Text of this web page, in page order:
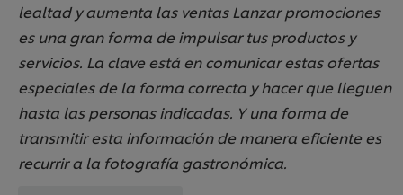
lealtad y aumenta las ventas Lanzar promociones
es una gran forma de impulsar tus productos y
servicios. La clave está en comunicar estas ofertas
especiales de la forma correcta y hacer que lleguen
hasta las personas indicadas. Y una forma de
transmitir esta información de manera eficiente es
recurrir a la fotografía gastronómica.